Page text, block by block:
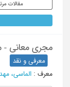
مقالات
مجری معانی -
معرفی و نقد
معرف : الماسی،